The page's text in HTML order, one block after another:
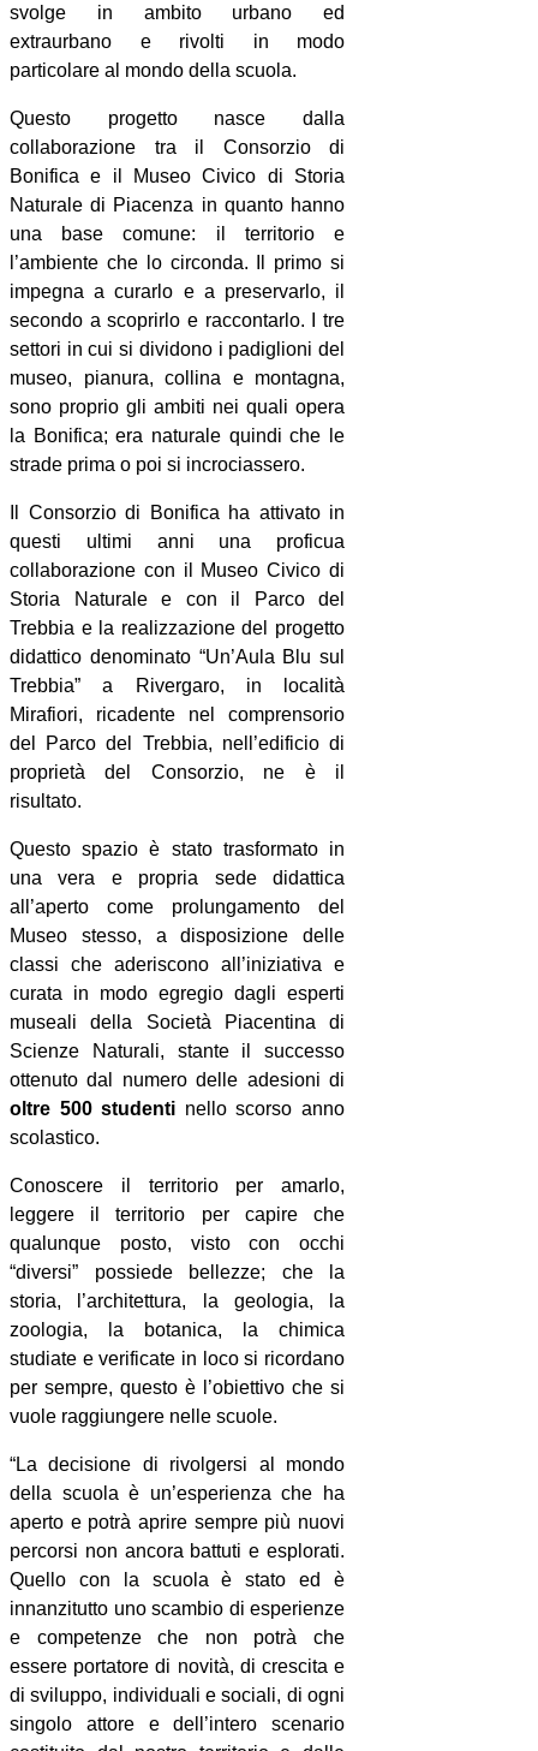
svolge in ambito urbano ed
extraurbano e rivolti in modo
particolare al mondo della scuola.
Questo progetto nasce dalla
collaborazione tra il Consorzio di
Bonifica e il Museo Civico di Storia
Naturale di Piacenza in quanto hanno
una base comune: il territorio e
l’ambiente che lo circonda. Il primo si
impegna a curarlo e a preservarlo, il
secondo a scoprirlo e raccontarlo. I tre
settori in cui si dividono i padiglioni del
museo, pianura, collina e montagna,
sono proprio gli ambiti nei quali opera
la Bonifica; era naturale quindi che le
strade prima o poi si incrociassero.
Il Consorzio di Bonifica ha attivato in
questi ultimi anni una proficua
collaborazione con il Museo Civico di
Storia Naturale e con il Parco del
Trebbia e la realizzazione del progetto
didattico denominato “Un’Aula Blu sul
Trebbia” a Rivergaro, in località
Mirafiori, ricadente nel comprensorio
del Parco del Trebbia, nell’edificio di
proprietà del Consorzio, ne è il
risultato.
Questo spazio è stato trasformato in
una vera e propria sede didattica
all’aperto come prolungamento del
Museo stesso, a disposizione delle
classi che aderiscono all’iniziativa e
curata in modo egregio dagli esperti
museali della Società Piacentina di
Scienze Naturali, stante il successo
ottenuto dal numero delle adesioni di
oltre 500 studenti nello scorso anno
scolastico.
Conoscere il territorio per amarlo,
leggere il territorio per capire che
qualunque posto, visto con occhi
“diversi” possiede bellezze; che la
storia, l’architettura, la geologia, la
zoologia, la botanica, la chimica
studiate e verificate in loco si ricordano
per sempre, questo è l’obiettivo che si
vuole raggiungere nelle scuole.
“La decisione di rivolgersi al mondo
della scuola è un’esperienza che ha
aperto e potrà aprire sempre più nuovi
percorsi non ancora battuti e esplorati.
Quello con la scuola è stato ed è
innanzitutto uno scambio di esperienze
e competenze che non potrà che
essere portatore di novità, di crescita e
di sviluppo, individuali e sociali, di ogni
singolo attore e dell’intero scenario